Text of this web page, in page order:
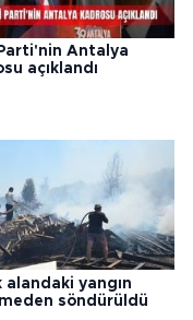
Antalya
açıklandı
alandaki yangın
söndürüldü